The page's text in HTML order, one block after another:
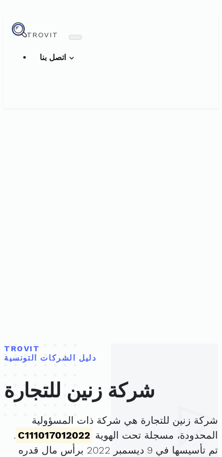
TROVIT
TROVIT
دليل الشركات التونسية
شركة زنين للتجارة
شركة زنين للتجارة هي شركة ذات المسؤولية
المحدودة، مسجلة تحت الهوية C111017012022
.
تم تأسيسها في 9 ديسمبر 2022 برأس مال قدره